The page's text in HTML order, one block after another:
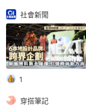
社會新聞
1
穿搭筆記